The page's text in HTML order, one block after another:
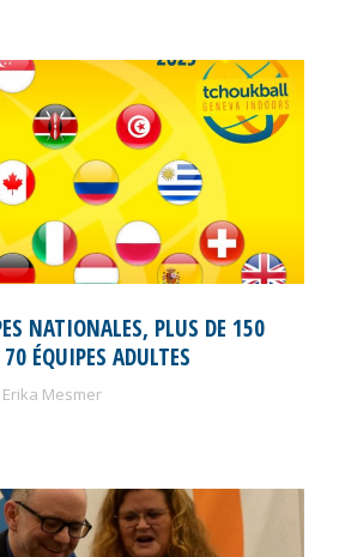
NATIONALES, PLUS DE 150
ÉQUIPES ADULTES
Erika Mesmer